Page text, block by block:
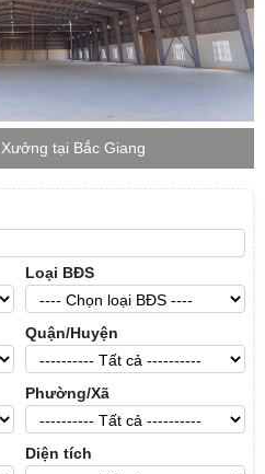
tại Bắc Giang
Loại BĐS
Quận/Huyện
Phường/Xã
Diện tích